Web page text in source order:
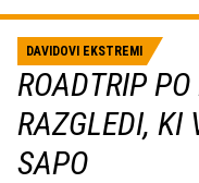
DAVIDOVI EKSTREMI
ROADTRIP
RAZGLEDI, KI
SAPO